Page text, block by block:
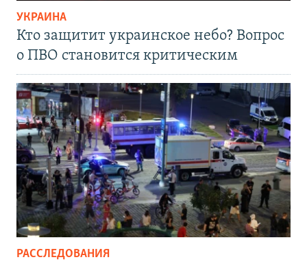
УКРАИНА
Кто защитит украинское небо? Вопрос
о ПВО становится критическим
РАССЛЕДОВАНИЯ